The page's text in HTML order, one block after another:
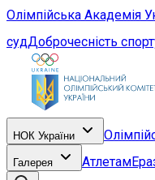
Олімпійська Академія
судДоброчесність
НОК України
Галерея Атлетам